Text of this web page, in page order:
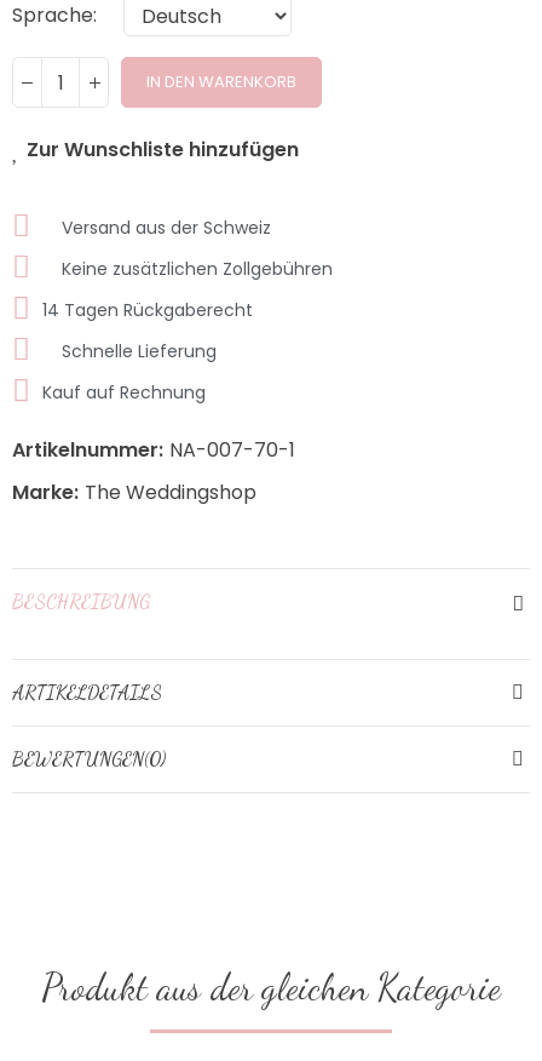
Sprache
IN DEN WARENKORB
Zur Wunschliste hinzufügen
Versand aus der Schweiz
Keine zusätzlichen Zollgebühren
14 Tagen Rückgaberecht
Schnelle Lieferung
Kauf auf Rechnung
Artikelnummer: NA-007-70-1
Marke: The Weddingshop
BESCHREIBUNG
ARTIKELDETAILS
BEWERTUNGEN(0)
Produkt aus der gleichen Kategorie